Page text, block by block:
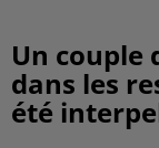
Un couple
dans les
été